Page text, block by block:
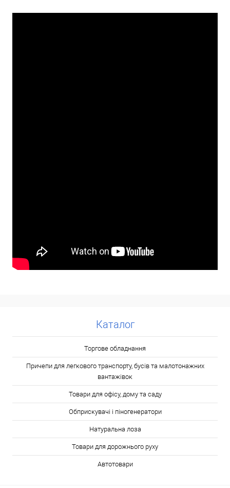
Каталог
Торгове обладнання
Причепи для легкового транспорту, бусів та малотонажних
вантажівок
Товари для офісу, дому та саду
Обприскувачі і піногенератори
Натуральна лоза
Товари для дорожнього руху
Автотовари